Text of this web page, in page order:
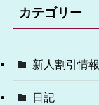
カテゴリー
新人割引情報
日記